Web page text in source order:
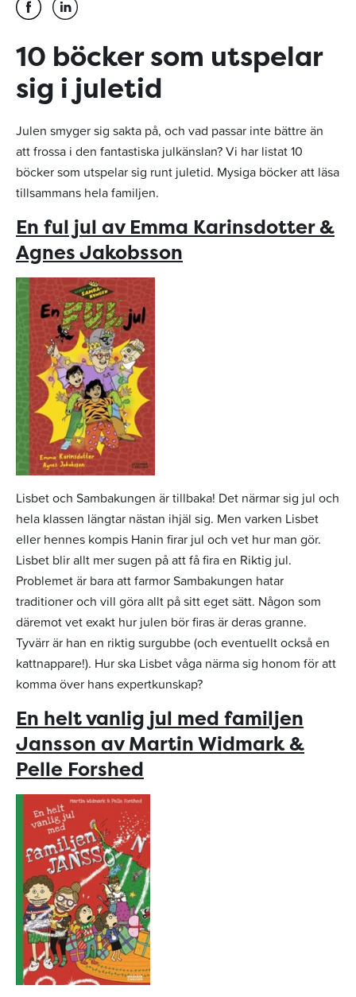
10 böcker som utspelar
sig i juletid
Julen smyger sig sakta på, och vad passar inte bättre än
att frossa i den fantastiska julkänslan? Vi har listat 10
böcker som utspelar sig runt juletid. Mysiga böcker att läsa
tillsammans hela familjen.
En ful jul av Emma Karinsdotter &
Agnes Jakobsson
Lisbet och Sambakungen är tillbaka! Det närmar sig jul och
hela klassen längtar nästan ihjäl sig. Men varken Lisbet
eller hennes kompis Hanin firar jul och vet hur man gör.
Lisbet blir allt mer sugen på att få fira en Riktig jul.
Problemet är bara att farmor Sambakungen hatar
traditioner och vill göra allt på sitt eget sätt. Någon som
däremot vet exakt hur julen bör firas är deras granne.
Tyvärr är han en riktig surgubbe (och eventuellt också en
kattnappare!). Hur ska Lisbet våga närma sig honom för att
komma över hans expertkunskap?
En helt vanlig jul med familjen
Jansson av Martin Widmark &
Pelle Forshed